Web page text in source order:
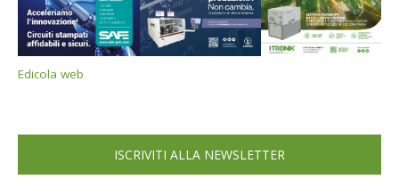
Edicola web
ISCRIVITI ALLA NEWSLETTER